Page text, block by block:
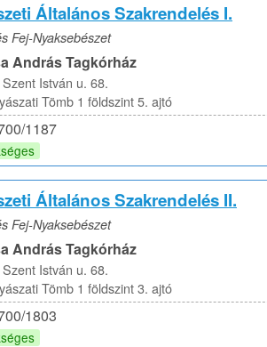
Általános Szakrendelés I.
Fej-Nyaksebészet
András Tagkórház
István u. 68.
Tömb 1 földszint 5. ajtó
1187
Általános Szakrendelés II.
Fej-Nyaksebészet
András Tagkórház
István u. 68.
Tömb 1 földszint 3. ajtó
1803